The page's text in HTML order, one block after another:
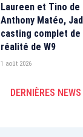
Laureen et Tino
Anthony Matéo,
casting complet
réalité de W9
1 août 2026
DERNIÈRES NEWS